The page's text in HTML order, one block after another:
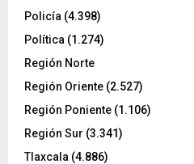
Policía (4.398)
Política (1.274)
Región Norte
Región Oriente (2.527)
Región Poniente (1.106)
Región Sur (3.341)
Tlaxcala (4.886)